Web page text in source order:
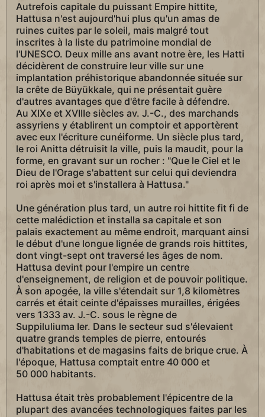
Autrefois capitale du puissant Empire hittite,
Hattusa n'est aujourd'hui plus qu'un amas de
ruines cuites par le soleil, mais malgré tout
inscrites à la liste du patrimoine mondial de
l'UNESCO. Deux mille ans avant notre ère, les Hatti
décidèrent de construire leur ville sur une
implantation préhistorique abandonnée située sur
la crête de Büyükkale, qui ne présentait guère
d'autres avantages que d'être facile à défendre.
Au XIXe et XVIIIe siècles av. J.-C., des marchands
assyriens y établirent un comptoir et apportèrent
avec eux l'écriture cunéiforme. Un siècle plus tard,
le roi Anitta détruisit la ville, puis la maudit, pour la
forme, en gravant sur un rocher : "Que le Ciel et le
Dieu de l'Orage s'abattent sur celui qui deviendra
roi après moi et s'installera à Hattusa."
Une génération plus tard, un autre roi hittite fit fi de
cette malédiction et installa sa capitale et son
palais exactement au même endroit, marquant ainsi
le début d'une longue lignée de grands rois hittites,
dont vingt-sept ont traversé les âges de nom.
Hattusa devint pour l'empire un centre
d'enseignement, de religion et de pouvoir politique.
À son apogée, la ville s'étendait sur 1,8 kilomètres
carrés et était ceinte d'épaisses murailles, érigées
vers 1333 av. J.-C. sous le règne de
Suppiluliuma Ier. Dans le secteur sud s'élevaient
quatre grands temples de pierre, entourés
d'habitations et de magasins faits de brique crue. À
l'époque, Hattusa comptait entre 40 000 et
50 000 habitants.
Hattusa était très probablement l'épicentre de la
plupart des avancées technologiques faites par les